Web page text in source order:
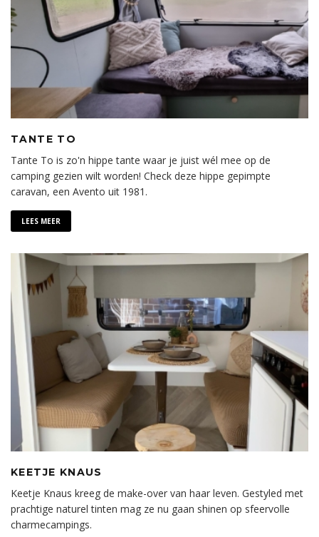
TANTE TO
Tante To is zo'n hippe tante waar je juist wél mee op de
camping gezien wilt worden! Check deze hippe gepimpte
caravan, een Avento uit 1981.
LEES MEER
KEETJE KNAUS
Keetje Knaus kreeg de make-over van haar leven. Gestyled met
prachtige naturel tinten mag ze nu gaan shinen op sfeervolle
charmecampings.